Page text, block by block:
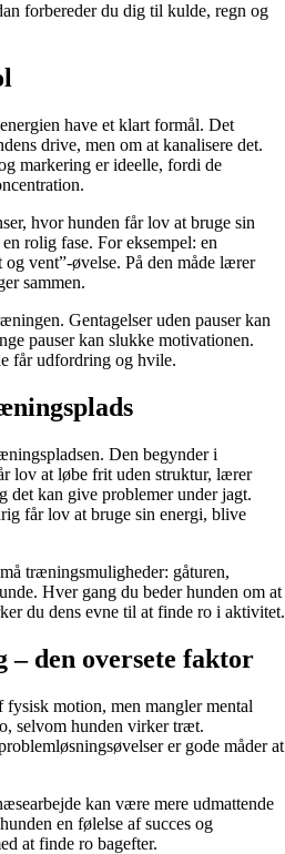
forbereder du dig til kulde, regn og
have et klart formål. Det
drive, men om at kanalisere det.
markering er ideelle, fordi de
hvor hunden får lov at bruge sin
rolig fase. For eksempel: en
vent”-øvelse. På den måde lærer
sammen.
Gentagelser uden pauser kan
pauser kan slukke motivationen.
får udfordring og hvile.
Den begynder i
lov at løbe frit uden struktur, lærer
det kan give problemer under jagt.
får lov at bruge sin energi, blive
træningsmuligheder: gåturen,
Hver gang du beder hunden om at
du dens evne til at finde ro i aktivitet.
den oversete faktor
fysisk motion, men mangler mental
selvom hunden virker træt.
er gode måder at
kan være mere udmattende
en følelse af succes og
at finde ro bagefter.